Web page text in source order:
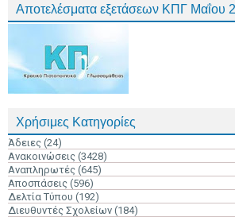
Αποτελέσματα εξετάσεων ΚΠΓ Μαΐου
Χρήσιμες Κατηγορίες
Άδειες (24)
Ανακοινώσεις (3428)
Αναπληρωτές (645)
Αποσπάσεις (596)
Δελτία Τύπου (192)
Διευθυντές Σχολείων (184)